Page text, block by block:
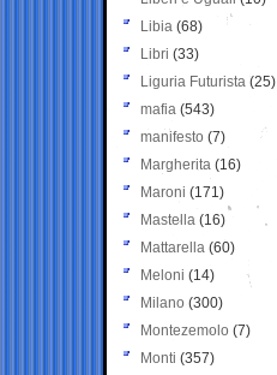
Libia (68)
Libri (33)
Liguria Futurista (25)
mafia (543)
manifesto (7)
Margherita (16)
Maroni (171)
Mastella (16)
Mattarella (60)
Meloni (14)
Milano (300)
Montezemolo (7)
Monti (357)